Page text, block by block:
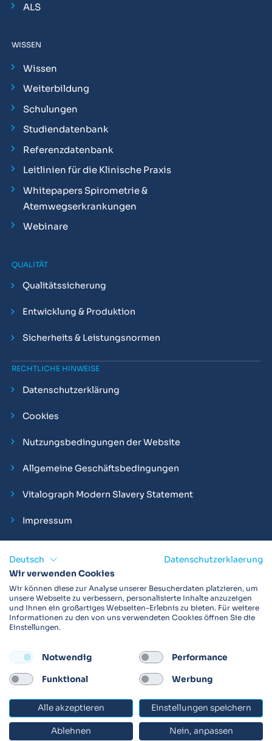
ALS
WISSEN
Wissen
Weiterbildung
Schulungen
Studiendatenbank
Referenzdatenbank
Leitlinien für die Klinische Praxis
Whitepapers Spirometrie &
Atemwegserkrankungen
Webinare
QUALITÄT
Qualitätssicherung
Entwicklung & Produktion
Sicherheits & Leistungsnormen
RECHTLICHE HINWEISE
Datenschutzerklärung
Cookies
Nutzungsbedingungen der Website
Allgemeine Geschäftsbedingungen
Vitalograph Modern Slavery Statement
Impressum
Vitalograph ist ein internationaler Hersteller von Spirometern,
EKGs und Bakterien-Viren-Filtern zur sicheren
Lungenfunktionsdiagnostik. Darüber hinaus sind wir weltweit
als Technologie- und Service-Provider für klinische
FOLLOW
© 2026 Vitalograph
Deutsch
Datenschutzerklaerung
Wir verwenden Cookies
Wir können diese zur Analyse unserer Besucherdaten platzieren, um
unsere Webseite zu verbessern, personalisierte Inhalte anzuzeigen
und Ihnen ein großartiges Webseiten-Erlebnis zu bieten. Für weitere
Informationen zu den von uns verwendeten Cookies öffnen Sie die
Einstellungen.
Notwendig Performance
Funktional Werbung
Alle akzeptieren Einstellungen speichern
Ablehnen Nein, anpassen